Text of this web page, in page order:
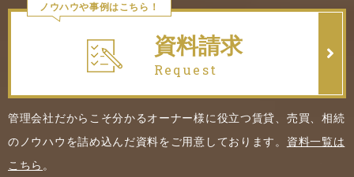
ノウハウや事例はこちら！
資料請求
Request
管理会社だからこそ分かるオーナー様に役立つ賃貸、売買、相続
のノウハウを詰め込んだ資料をご用意しております。 資料一覧は
こちら 。